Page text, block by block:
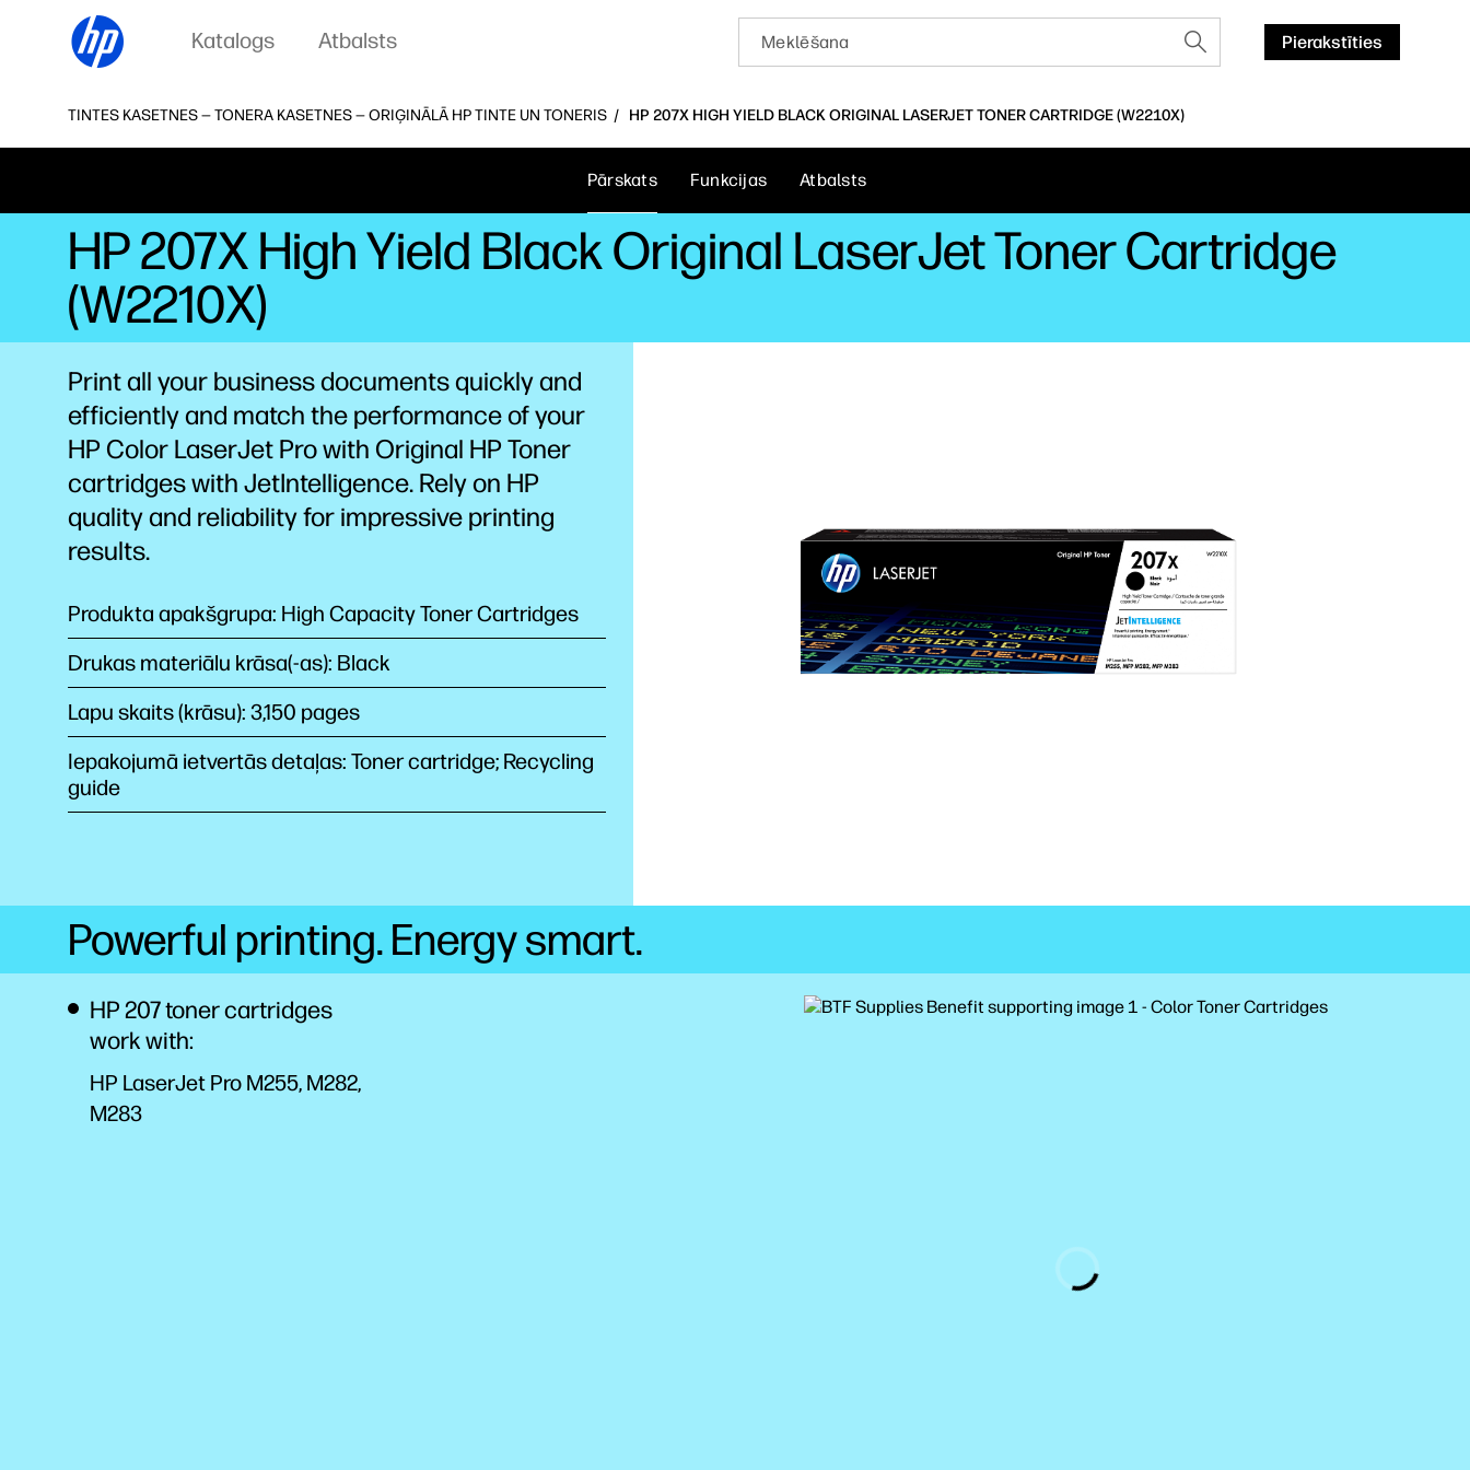
Katalogs Atbalsts Pierakstīties
TINTES KASETNES — TONERA KASETNES — ORIĢINĀLĀ HP TINTE UN TONERIS HP 207X HIGH YIELD BLACK ORIGINAL LASERJET TONER CARTRIDGE (W2210X)
Pārskats Funkcijas Atbalsts
HP 207X High Yield Black Original LaserJet Toner Cartridge
(W2210X)
Print all your business documents quickly and
efficiently and match the performance of your
HP Color LaserJet Pro with Original HP Toner
cartridges with JetIntelligence. Rely on HP
quality and reliability for impressive printing
results.
Produkta apakšgrupa: High Capacity Toner Cartridges
Drukas materiālu krāsa(-as): Black
Lapu skaits (krāsu): 3,150 pages
Iepakojumā ietvertās detaļas: Toner cartridge; Recycling
guide
Powerful printing. Energysmart.
HP 207 toner cartridges
work with:
HP LaserJet Pro M255, M282,
M283